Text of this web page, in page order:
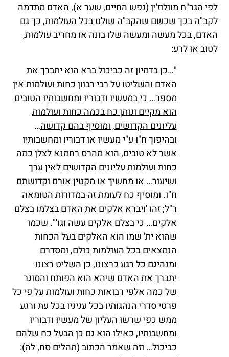
לפי הגר"ח מוולוז'ין (נפש החיים, שער א), האדם מתדמה
לקב"ה בכך שכשם שהקב"ה שולט בכל העולמות, כך גם
האדם, בכל מעשה ומעשה שלו בונה או מחריב עולמות,
לטוב או לרע:
"…כן בדמיון זה כביכול ברא הוא יתברך את
האדם והשליטו על רבי רבוון כחות ועולמות אין
מספר…כי במעשיו ודבוריו ומחשבותיו הטובים
הוא מקיים ונותן כח בכמה כחות ועולמות
עליונים הקדושים, ומוסיף בהם קדושה…
ובהיפוך ח"ו ע"י מעשיו או דבוריו ומחשבותיו
אשר לא טובים, הוא מהרס רחמנא לצלן כמה
כחות ועולמות עליונים הקדושים לאין ערך
ושיעור… או מחשיך או מקטין אורם וקדושתם
ח"ו. ומוסיף כח לעומת זה במדורות הטומאה
ר"ל; זהו 'ויברא אלקים את האדם בצלמו בצלם
אלקים… כי בצלם אלקים עשה וגו'". שכמו
שהוא ית' שמו הוא האלקים בעל הכחות
הנמצאים בכל העולמות כולם, ומסדרם
ומנהיגם כל רגע כרצונו, כן השליט רצונו
יתברך את האדם שיהא הוא הפותח והסוגר
של כמה אלפי רבואות כחות ועולמות על פי כל
פרטי סדרי הנהגותיו בכל עניניו בכל עת ורגע
ממש כפי שרשו העליון של מעשיו ודבוריו
ומחשבותיו, כאילו הוא גם כן הבעל כח שלהם
כביכול… וזה שאמר הכתוב (תהלים סח, לה):